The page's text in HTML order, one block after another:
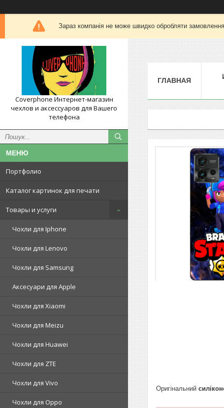
Зараз компанія не може швидко обробляти
Coverphone Интернет-магазин
чехлов и аксессуаров для Вашего
телефона
Портфолио
Каталог картинок для печати
Товары и услуги
Чохли для Iphone
Чохли для Lenovo
Чохли для Samsung
Аксесуари для Apple
Чохли для Xiaomi
Чохли для Meizu
Чохли для Huawei
Чохли для ZTE
Чохли для Vivo
Чохли для Oppo
ГЛАВНАЯ
Оригінальний